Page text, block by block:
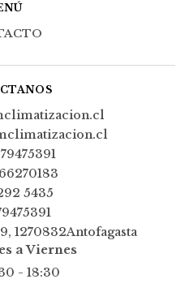
5435
1270832Antofagasta
a Viernes
- 18:30